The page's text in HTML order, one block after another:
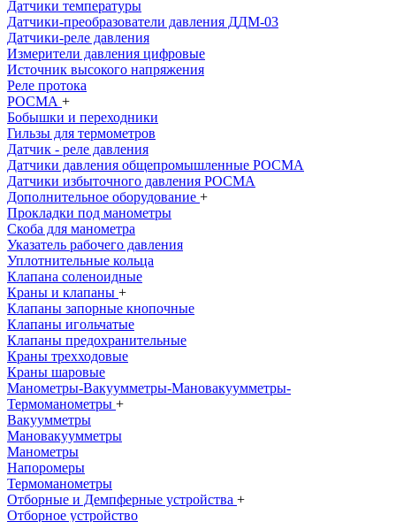
Датчики температуры
Датчики-преобразователи давления ДДМ-03
Датчики-реле давления
Измерители давления цифровые
Источник высокого напряжения
Реле протока
РОСМА +
Бобышки и переходники
Гильзы для термометров
Датчик - реле давления
Датчики давления общепромышленныe РОСМА
Датчики избыточного давления РОСМА
Дополнительное оборудование +
Прокладки под манометры
Скоба для манометра
Указатель рабочего давления
Уплотнительные кольца
Клапана соленоидные
Краны и клапаны +
Клапаны запорные кнопочные
Клапаны игольчатые
Клапаны предохранительные
Краны трехходовые
Краны шаровые
Манометры-Вакуумметры-Мановакуумметры-
Термоманометры +
Вакуумметры
Мановакуумметры
Манометры
Напоромеры
Термоманометры
Отборные и Демпферные устройства +
Отборное устройство